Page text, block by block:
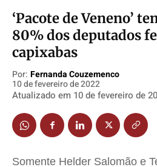
Política
Socioeconômicas
TV Século
Justiça
Política
Socioeconômicas
TV Século
Justiça
Política
Socioeconômicas
TV Século
Justiça
Política
Socioeconômicas
TV Século
Justiça
‘Pacote de Veneno’
80% dos deputados
capixabas
Por: Fernanda Couzemenco
10 de fevereiro de 2022
Atualizado em 10 de fevereiro de
Somente Helder Salomão e